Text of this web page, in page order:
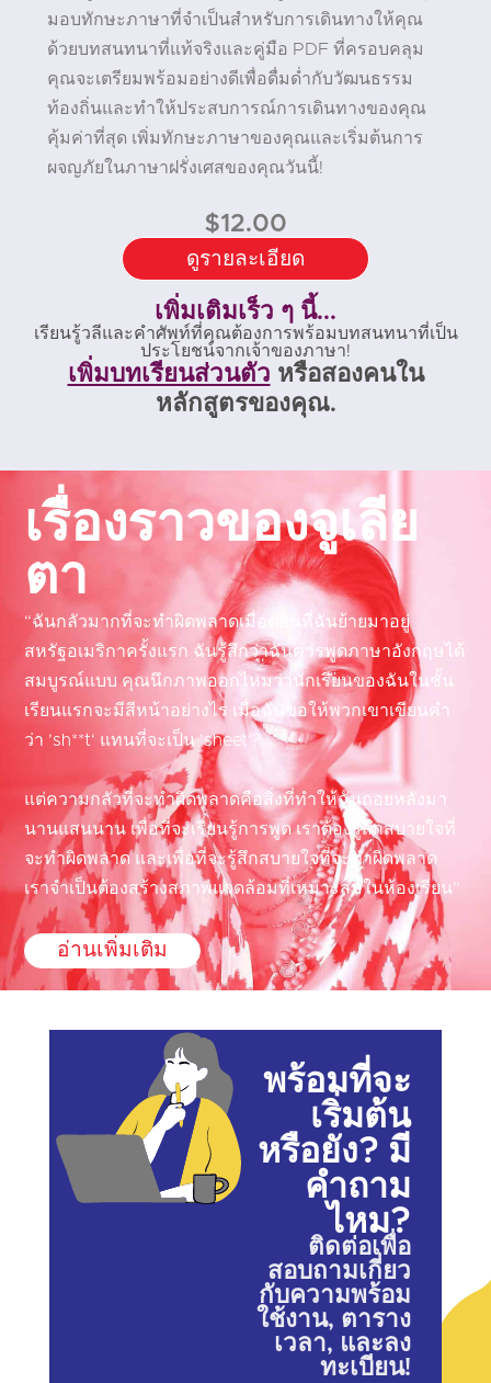
มอบทักษะภาษาที่จำเป็นสำหรับการเดินทางให้คุณ
ด้วยบทสนทนาที่แท้จริงและคู่มือ PDF ที่ครอบคลุม
คุณจะเตรียมพร้อมอย่างดีเพื่อดื่มด่ำกับวัฒนธรรม
ท้องถิ่นและทำให้ประสบการณ์การเดินทางของคุณ
คุ้มค่าที่สุด เพิ่มทักษะภาษาของคุณและเริ่มต้นการ
ผจญภัยในภาษาฝรั่งเศสของคุณวันนี้!
$12.00
ดูรายละเอียด
เพิ่มเติมเร็ว ๆ นี้...
เรียนรู้วลีและคำศัพท์ที่คุณต้องการพร้อมบทสนทนาที่เป็น
ประโยชน์จากเจ้าของภาษา!
เพิ่มบทเรียนส่วนตัว หรือสองคนใน
หลักสูตรของคุณ.
เรื่องราวของจูเลีย
ตา
“ฉันกลัวมากที่จะทำผิดพลาดเมื่อตอนที่ฉันย้ายมาอยู่
สหรัฐอเมริกาครั้งแรก ฉันรู้สึกว่าฉันควรพูดภาษาอังกฤษได้
สมบูรณ์แบบ คุณนึกภาพออกไหมว่านักเรียนของฉันในชั้น
เรียนแรกจะมีสีหน้าอย่างไร เมื่อฉันขอให้พวกเขาเขียนคำ
ว่า ’sh**t‘ แทนที่จะเป็น ’sheet‘?
แต่ความกลัวที่จะทำผิดพลาดคือสิ่งที่ทำให้ฉันถอยหลังมา
นานแสนนาน เพื่อที่จะเรียนรู้การพูด เราต้องรู้สึกสบายใจที่
จะทำผิดพลาด และเพื่อที่จะรู้สึกสบายใจที่จะทำผิดพลาด
เราจำเป็นต้องสร้างสภาพแวดล้อมที่เหมาะสมในห้องเรียน”
อ่านเพิ่มเติม
พร้อมที่จะ
เริ่มต้น
หรือยัง? มี
คำถาม
ไหม?
ติดต่อเพื่อ
สอบถามเกี่ยว
กับความพร้อม
ใช้งาน, ตาราง
เวลา, และลง
ทะเบียน!